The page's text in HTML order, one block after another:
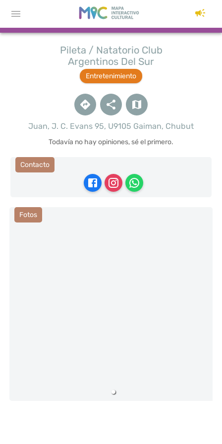
Pileta / Natatorio Club
Argentinos Del Sur
Entretenimiento
Juan, J. C. Evans 95, U9105 Gaiman, Chubut
Todavía no hay opiniones, sé el primero.
Contacto
Fotos